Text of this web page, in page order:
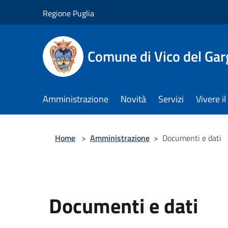
Regione Puglia
Comune di Vico del
Amministrazione Novità Servizi Vivere
Home > Amministrazione > Documenti e dati
Documenti e dati